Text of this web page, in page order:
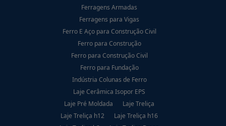
Ferragens Armadas
Ferragens para Vigas
Ferro E Aço para Construção Civil
Ferro para Construção
Ferro para Construção Civil
Ferro para Fundação
Indústria Colunas de Ferro
Laje Cerâmica Isopor EPS
Laje Pré Moldada
Laje Treliça
Laje Treliça h12
Laje Treliça h16